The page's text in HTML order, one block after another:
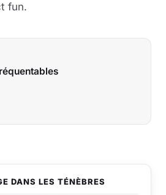
fun.
DANS LES TÉNÈBRES